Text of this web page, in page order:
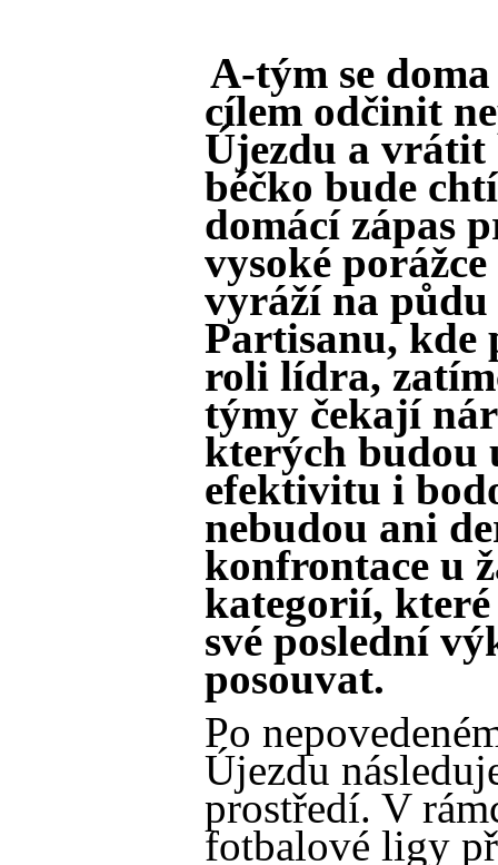
A-tým se
cílem odčinit
Újezdu a vrátit
béčko bude
domácí zápas
vysoké
vyráží na
Partisanu,
roli lídra,
týmy čekají
kterých budou
efektivitu i
nebudou ani
konfrontace u
kategorií,
své poslední
posouvat.
Po
Újezdu
prostředí. V
fotbalové ligy